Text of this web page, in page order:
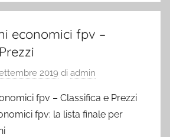
economici fpv –
2019 di admin
fpv – Classifica e Prezzi
fpv: la lista finale per